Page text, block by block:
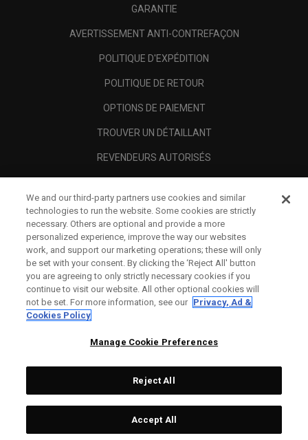
GARANTIE
AVERTISSEMENT ANTI-CONTREFAÇON
POLITIQUE D'EXPÉDITION
POLITIQUE DE RETOUR
OPTIONS DE PAIEMENT
TROUVER UN DÉTAILLANT
REVENDEURS AUTORISÉS
A PROPOS
MENTIONS LÉGALES
Topgolf Callaway Brands.
All rights reserved.
We and our third-party partners use cookies and similar
technologies to run the website. Some cookies are strictly
necessary. Others are optional and provide a more
personalized experience, improve the way our websites
work, and support our marketing operations; these will only
be set with your consent. By clicking the ‘Reject All' button
you are agreeing to only strictly necessary cookies if you
continue to visit our website. All other optional cookies will
not be set. For more information, see our Privacy, Ad &
Cookies Policy
Manage Cookie Preferences
Reject All
Accept All